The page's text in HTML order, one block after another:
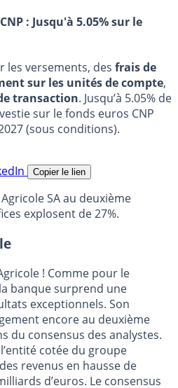
: Jusqu'à 5.05% sur le
les versements, des frais de
sur les unités de compte,
transaction. Jusqu’à 5.05% de
sur le fonds euros CNP
(sous conditions).
Copier le lien
SA au deuxième
explosent de 27%.
! Comme pour le
banque surprend une
exceptionnels. Son
encore au deuxième
du consensus des analystes.
cotée du groupe
revenus en hausse de
d’euros. Le consensus